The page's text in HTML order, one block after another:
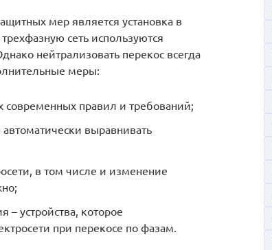
мер является установка в
сеть используются
нейтрализовать перекос всегда
меры:
современных правил и требований;
выравнивать
в том числе и изменение
– устройства, которое
при перекосе по фазам.